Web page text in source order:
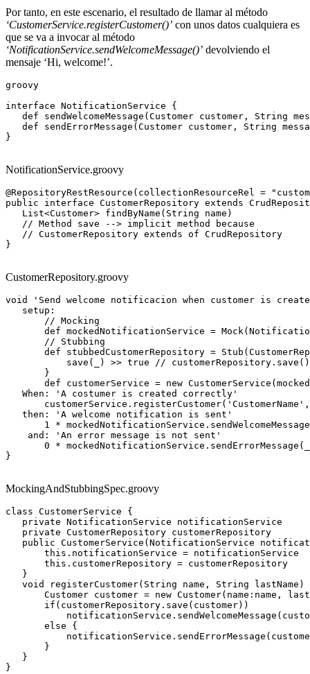
Por tanto, en este escenario, el resultado de llamar al método
‘CustomerService.registerCustomer()’ con unos datos cualquiera es
que se va a invocar al método
‘NotificationService.sendWelcomeMessage()’ devolviendo el
mensaje ‘Hi, welcome!’.
groovy
interface NotificationService {
def sendWelcomeMessage(Customer customer, String
def sendErrorMessage(Customer customer, String
}
NotificationService.groovy
@RepositoryRestResource(collectionResourceRel =
public interface CustomerRepository extends
   List<Customer> findByName(String name)
   // Method save --> implicit method because
   // CustomerRepository extends of CrudRepository
}
CustomerRepository.groovy
void 'Send welcome notificacion when customer is
   setup:
       // Mocking
def mockedNotificationService =
       // Stubbing
def stubbedCustomerRepository =
save(_) >> true //
       }
def customerService = new
   When: 'A costumer is created correctly'
   then: 'A welcome notification is sent'
1 *
    and: 'An error message is not sent'
0 *
}
MockingAndStubbingSpec.groovy
class CustomerService {
   private NotificationService notificationService
   private CustomerRepository customerRepository
public CustomerService(NotificationService
       this.notificationService = notificationService
       this.customerRepository = customerRepository
   }
void registerCustomer(String name, String lastName)
Customer customer = new Customer(name:name,
       if(customerRepository.save(customer))
       else {
       }
   }
}